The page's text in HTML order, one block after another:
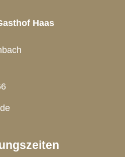
Haas